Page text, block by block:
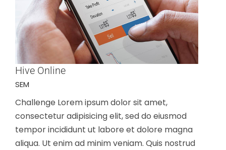
Hive Online
SEM
Challenge Lorem ipsum dolor sit amet,
consectetur adipisicing elit, sed do eiusmod
tempor incididunt ut labore et dolore magna
aliqua. Ut enim ad minim veniam. Quis nostrud